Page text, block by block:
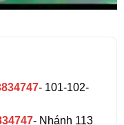
- 101-102-
- Nhánh 113